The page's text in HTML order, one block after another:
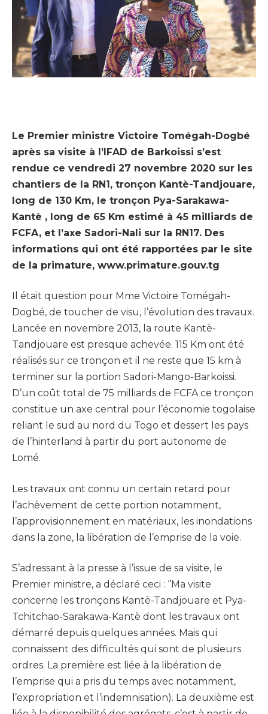
Le Premier ministre Victoire Tomégah-Dogbé
après sa visite à l’IFAD de Barkoissi s’est
rendue ce vendredi 27 novembre 2020 sur les
chantiers de la RN1, tronçon Kantè-Tandjouare,
long de 130 Km, le tronçon Pya-Sarakawa-
Kantè , long de 65 Km estimé à 45 milliards de
FCFA, et l’axe Sadori-Nali sur la RN17. Des
informations qui ont été rapportées par le site
de la primature, www.primature.gouv.tg
Il était question pour Mme Victoire Tomégah-
Dogbé, de toucher de visu, l’évolution des travaux.
Lancée en novembre 2013, la route Kantè-
Tandjouare est presque achevée. 115 Km ont été
réalisés sur ce tronçon et il ne reste que 15 km à
terminer sur la portion Sadori-Mango-Barkoissi.
D’un coût total de 75 milliards de FCFA ce tronçon
constitue un axe central pour l’économie togolaise
reliant le sud au nord du Togo et dessert les pays
de l’hinterland à partir du port autonome de
Lomé.
Les travaux ont connu un certain retard pour
l’achèvement de cette portion notamment,
l’approvisionnement en matériaux, les inondations
dans la zone, la libération de l’emprise de la voie.
S’adressant à la presse à l’issue de sa visite, le
Premier ministre, a déclaré ceci : ‘’Ma visite
concerne les tronçons Kantè-Tandjouare et Pya-
Tchitchao-Sarakawa-Kantè dont les travaux ont
démarré depuis quelques années. Mais qui
connaissent des difficultés qui sont de plusieurs
ordres. La première est liée à la libération de
l’emprise qui a pris du temps avec notamment,
l’expropriation et l’indemnisation). La deuxième est